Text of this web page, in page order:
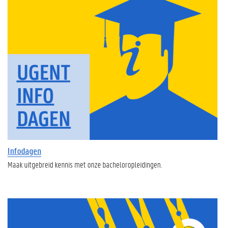
Infodagen
Maak uitgebreid kennis met onze bacheloropleidingen.